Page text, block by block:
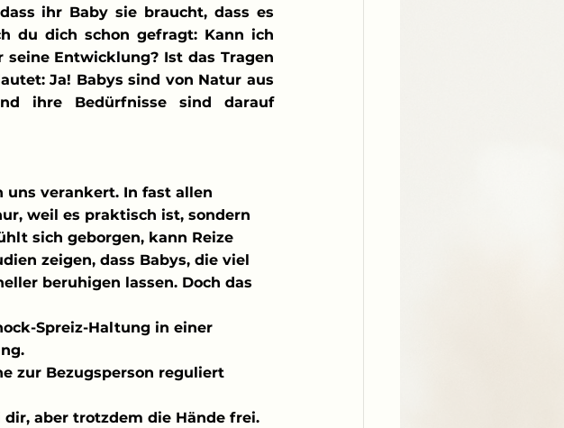
ihr Baby sie braucht, dass es
du dich schon gefragt: Kann ich
Entwicklung? Ist das Tragen
Ja! Babys sind von Natur aus
ihre Bedürfnisse sind darauf
uns verankert. In fast allen
weil es praktisch ist, sondern
sich geborgen, kann Reize
zeigen, dass Babys, die viel
beruhigen lassen. Doch das
Spreiz-Haltung in einer
zur Bezugsperson reguliert
aber trotzdem die Hände frei.